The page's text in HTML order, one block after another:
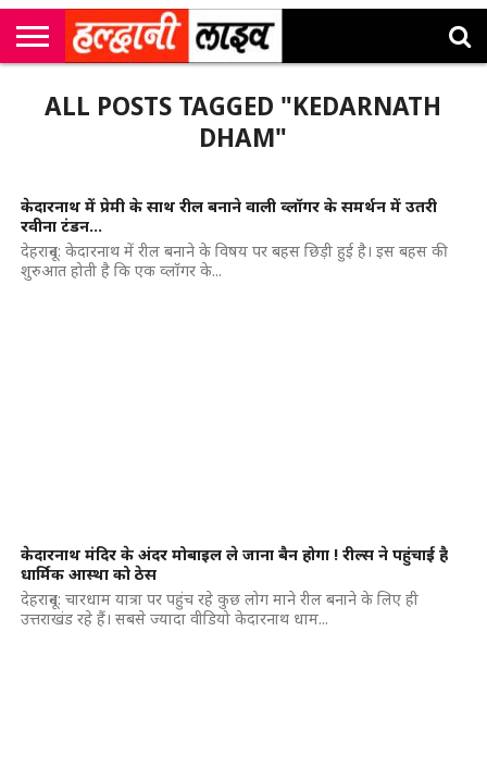
सी
एम
कॉर्नर
उत्तराखंड
न्यूज़
खेल
मनोरंजन
सम्पादकीय
जॉब
अलर्ट्स
ALL POSTS TAGGED "KEDARNATH
DHAM"
केदारनाथ में प्रेमी के साथ रील बनाने वाली व्लॉगर के समर्थन में उतरी
रवीना टंडन…
देहरादून: केदारनाथ में रील बनाने के विषय पर बहस छिड़ी हुई है। इस बहस की
शुरुआत होती है कि एक व्लॉगर के...
केदारनाथ मंदिर के अंदर मोबाइल ले जाना बैन होगा ! रील्स ने पहुंचाई है
धार्मिक आस्था को ठेस
देहरादून: चारधाम यात्रा पर पहुंच रहे कुछ लोग माने रील बनाने के लिए ही
उत्तराखंड रहे हैं। सबसे ज्यादा वीडियो केदारनाथ धाम...